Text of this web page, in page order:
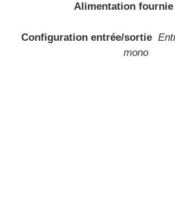
Alimentation fournie
Configuration entrée/sortie
mono